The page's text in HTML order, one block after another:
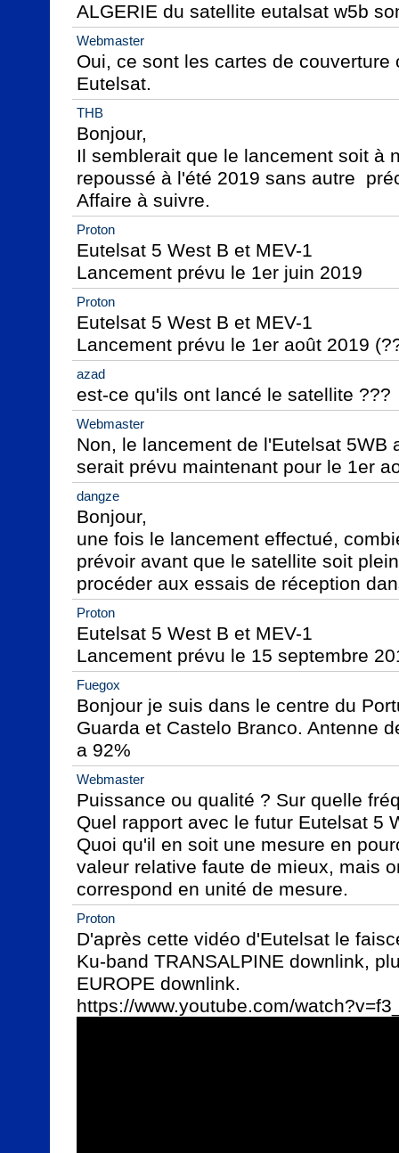
ALGERIE du satellite eutalsat w5b
Webmaster
Oui, ce sont les cartes de
Eutelsat.
THB
Bonjour,
Il semblerait que le lancement soit à
repoussé à l'été 2019 sans autre
Affaire à suivre.
Proton
Eutelsat 5 West B et MEV-1
Lancement prévu le 1er juin 2019
Proton
Eutelsat 5 West B et MEV-1
Lancement prévu le 1er août 2019
azad
est-ce qu'ils ont lancé le satellite ???
Webmaster
Non, le lancement de l'Eutelsat 5WB
serait prévu maintenant pour le 1er
dangze
Bonjour,
une fois le lancement effectué,
prévoir avant que le satellite soit
procéder aux essais de réception
Proton
Eutelsat 5 West B et MEV-1
Lancement prévu le 15 septembre
Fuegox
Bonjour je suis dans le centre du
Guarda et Castelo Branco. Antenne
a 92%
Webmaster
Puissance ou qualité ? Sur quelle
Quel rapport avec le futur Eutelsat 5
Quoi qu'il en soit une mesure en
valeur relative faute de mieux, mais
correspond en unité de mesure.
Proton
D'après cette vidéo d'Eutelsat le
Ku-band TRANSALPINE downlink,
EUROPE downlink.